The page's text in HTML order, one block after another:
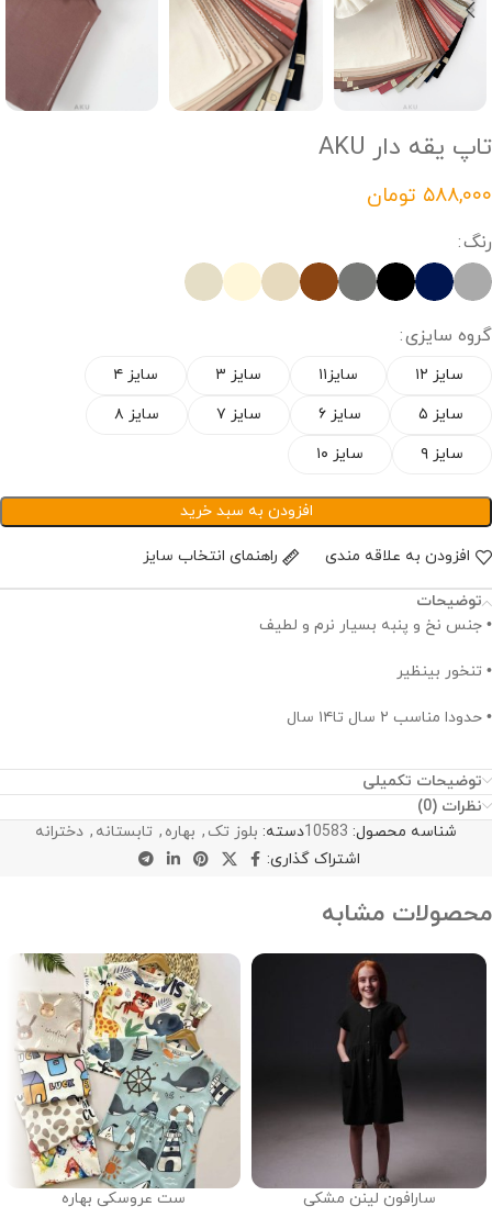
تاپ یقه دار AKU
تومان
رنگ
گروه سایزی
سایز ۱۲ سایز۱۱ سایز ۳
سایز ۴
سایز ۵
سایز ۶ سایز ۷
سایز ۸
سایز ۹
سایز ۱۰
افزودن به سبد خرید
افزودن به علاقه مندی راهنمای انتخاب سایز
توضیحات
• جنس نخ و پنبه بسیار نرم و لطیف
• تنخور بینظیر
• حدودا مناسب ۲ سال تا۱۴ سال
توضیحات تکمیلی
نظرات (0)
شناسه محصول: 10583دسته: بلوز تک , بهاره , تابستانه , دخترانه
اشتراک گذاری:
محصولات مشابه
سارافون لینن مشکی ست عروسکی بهاره